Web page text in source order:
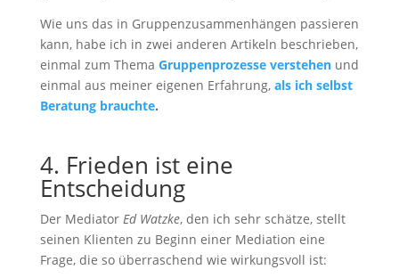
Wie uns das in Gruppenzusammenhängen passieren
kann, habe ich in zwei anderen Artikeln beschrieben,
einmal zum Thema Gruppenprozesse verstehenund
einmal aus meiner eigenen Erfahrung, als ich selbst
Beratung brauchte.
4. Frieden ist eine
Entscheidung
Der Mediator Ed Watzke, den ich sehr schätze, stellt
seinen Klienten zu Beginn einer Mediation eine
Frage, die so überraschend wie wirkungsvoll ist: